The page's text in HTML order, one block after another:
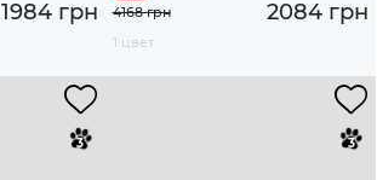
1984 грн 2084 грн
4168 грн
1 цвет